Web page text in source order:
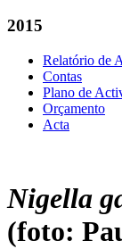
2015
Relatório de
Contas
Plano de
Orçamento
Acta
Nigella
(foto: